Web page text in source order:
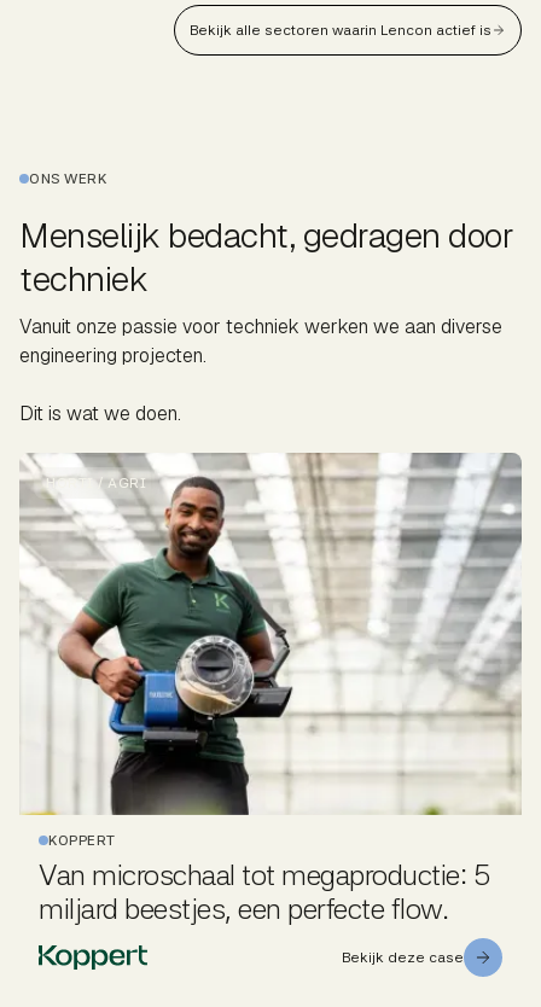
Bekijk alle sectoren waarin Lencon actief is
ONS WERK
Menselijk bedacht, gedragen door
techniek
Vanuit onze passie voor techniek werken we aan diverse
engineering projecten.
Dit is wat we doen.
HORTI / AGRI
KOPPERT
Van microschaal tot megaproductie: 5
miljard beestjes, een perfecte flow.
Bekijk deze case